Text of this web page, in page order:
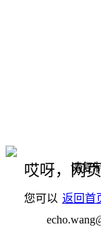
哎呀，网
您可以 返回首
请复